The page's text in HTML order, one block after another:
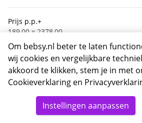
Prijs p.p.+
189,00 x 2378,00
- Hotel
91,60 x 2183,20
- Vlucht
97,40 x 2194,80
Boekingskosten
Calamiteitenfonds
Details
Om bebsy.nl beter te laten
wij cookies en vergelijkbare
akkoord te klikken, stem je in met
Cookieverklaring en
Instellingen aanpassen